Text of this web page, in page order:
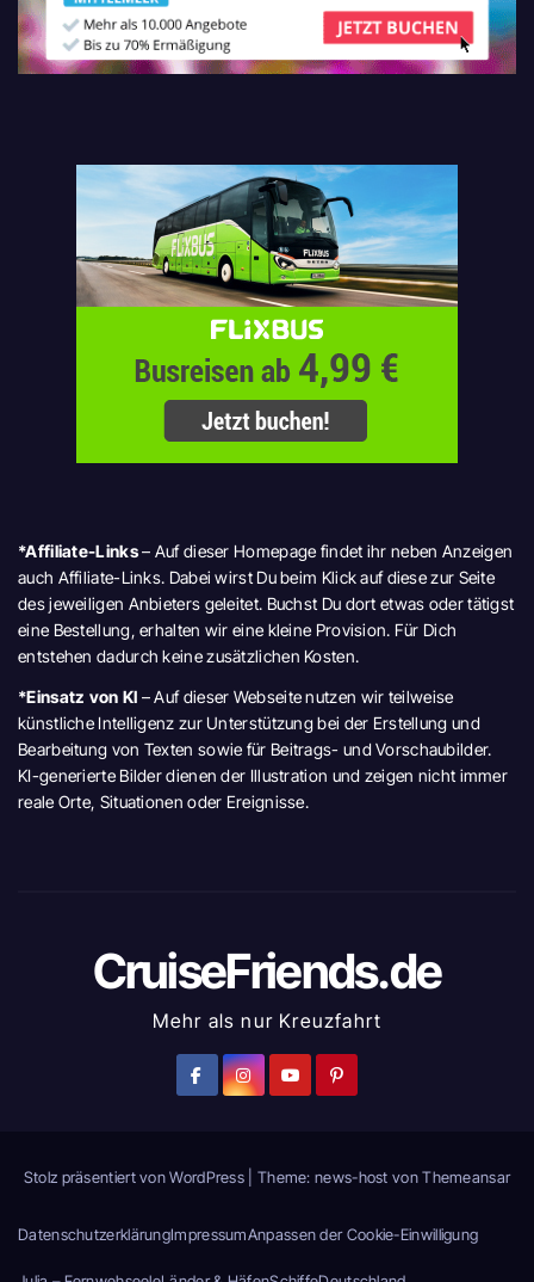
*Affiliate-Links– Auf dieser Homepage findet ihr neben Anzeigen
auch Affiliate-Links. Dabei wirst Du beim Klick auf diese zur Seite
des jeweiligen Anbieters geleitet. Buchst Du dort etwas oder tätigst
eine Bestellung, erhalten wir eine kleine Provision. Für Dich
entstehen dadurch keine zusätzlichen Kosten.
*Einsatz von KI – Auf dieser Webseite nutzen wir teilweise
künstliche Intelligenz zur Unterstützung bei der Erstellung und
Bearbeitung von Texten sowie für Beitrags- und Vorschaubilder.
KI-generierte Bilder dienen der Illustration und zeigen nicht immer
reale Orte, Situationen oder Ereignisse.
CruiseFriends.de
Mehr als nur Kreuzfahrt
Stolz präsentiert von WordPress Theme: news-host vonThemeansar
DatenschutzerklärungImpressumAnpassen der Cookie-Einwilligung